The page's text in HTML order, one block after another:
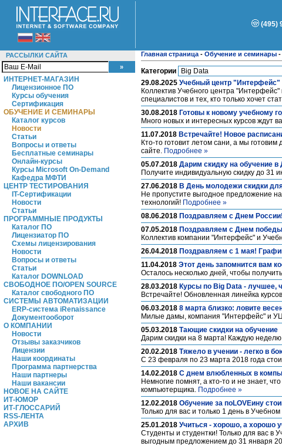
(495)
РАССЫЛКИ САЙТА
ИНТЕРНЕТ-МАГАЗИН
Лицензионное ПО
Курсы обучения
Сертификация
ОБУЧЕНИЕ И СЕМИНАРЫ
Каталог курсов
Новости
Статьи
Вопросы и ответы
Бесплатные семинары
Онлайн-курсы
Курсы Microsoft On-Demand
Кафедра МФТИ
ЦЕНТР ТЕСТИРОВАНИЯ
IT-Сертификации
Новости
Статьи
ПРОГРАММНЫЕ ПРОДУКТЫ
Каталог ПО
Лицензиатор ПО
Схемы лицензирования
Новости
Вопросы и ответы
Статьи
Каталог DOWNLOAD
СВОБОДНОЕ ПО/OPEN SOURCE
Каталог свободного ПО
СИСТЕМЫ АВТОМАТИЗАЦИИ
ERP-система iRenaissance
Документооборот
О КОМПАНИИ
Новости
Отзывы заказчиков
Лицензии
Наши координаты
Программа партнерства
Наши партнеры
Наши вакансии
НОВОЕ НА САЙТЕ
ИТ-ЮМОР
ИТ-ГЛОССАРИЙ
RSS-ЛЕНТА
АРХИВ
Главная страница - Обучение и семинары -
Категории
29.08.2025 Учебный центр "Интерфейс"
Коллектив Учебного центра
специалистов и тех, кто только хочет
30.08.2018 Готовы к новому учебному
Много новых и интересных курсов ждут
11.07.2018 Встречайте! Новое
Кто-то готовит летом сани, а мы
сайте. Подробнее »
05.07.2018 Дарим скидку на обучение
Получите индивидуальную скидку до 31
27.06.2018 В День молодежи скидки
Не пропустите выгодное предложение
технологий! Подробнее »
08.06.2018 Поздравляем с Днем России!
07.05.2018 Поздравляем с Днем
Коллектив компании "Интерфейс" и
26.04.2018 Поздравляем с 1 мая!
11.04.2018 Этот день запомнится вам
Осталось несколько дней, чтобы
28.03.2018 Курсы по Big Data - лучшее,
Встречайте! Обновленная линейка
06.03.2018 8 марта близко: ловите
Милые дамы, компания "Интерфейс" и
05.03.2018 Тающие скидки на обучение
Дарим скидки на 8 марта! Каждую
20.02.2018 Тяжело в учении - легко в
С 23 февраля по 23 марта 2018 года
14.02.2018 С днем влюбленных в
Немногие помнят, а кто-то и не знает,
компьютерщика. Подробнее »
12.02.2018 Обучение за поLOVEину
Только для вас и только 1 день в
25.01.2018 Учиться - хорошо, а хорошо
Студенты и студентки! Только для вас в
выгодным предложением до 31 января